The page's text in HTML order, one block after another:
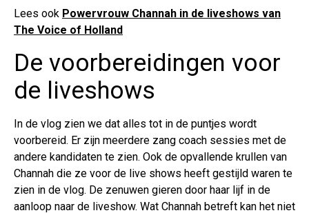
Lees ook Powervrouw Channah in de liveshows van
The Voice of Holland
De voorbereidingen voor
de liveshows
In de vlog zien we dat alles tot in de puntjes wordt
voorbereid. Er zijn meerdere zang coach sessies met de
andere kandidaten te zien. Ook de opvallende krullen van
Channah die ze voor de live shows heeft gestijld waren te
zien in de vlog. De zenuwen gieren door haar lijf in de
aanloop naar de liveshow. Wat Channah betreft kan het niet